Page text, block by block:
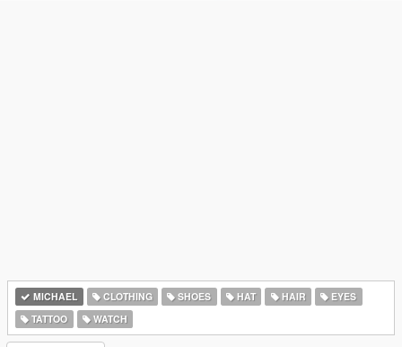
MICHAEL CLOTHING SHOES HAT HAIR
EYES
TATTOO
WATCH